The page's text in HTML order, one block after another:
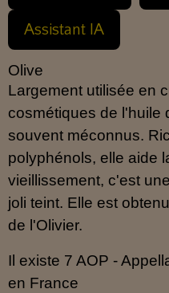
Assistant IA
Olive
Largement utilisée en
cosmétiques de l'huile
souvent méconnus.
polyphénols, elle aide
vieillissement, c'est
joli teint. Elle est
de l'Olivier.
Il existe 7 AOP -
en France